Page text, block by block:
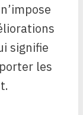
signifie
les